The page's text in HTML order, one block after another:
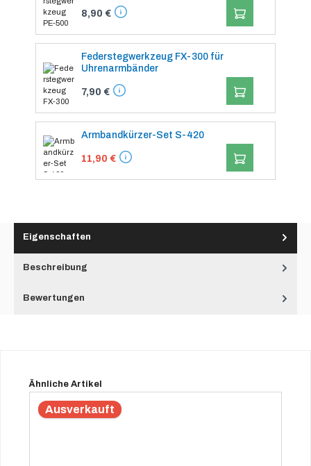
8,90 € IN DEN
Federstegwerkzeug FX-300 für
Uhrenarmbänder
7,90 € IN DEN
Armbandkürzer-Set S-420
11,90 € IN DEN
Eigenschaften
Beschreibung
Bewertungen
Produktgalerie überspringen
Ähnliche Artikel
Ausverkauft